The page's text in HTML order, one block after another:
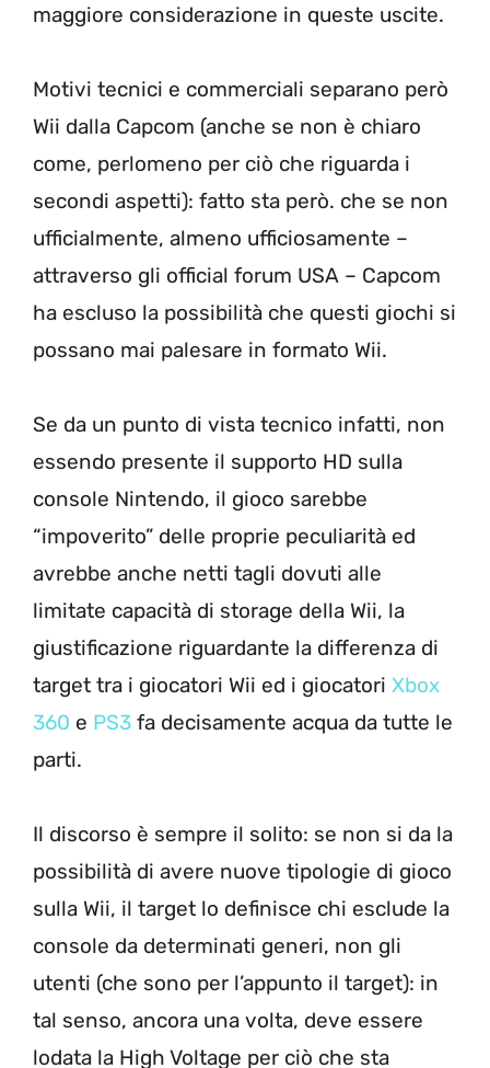
maggiore considerazione in queste uscite.
Motivi tecnici e commerciali separano però
Wii dalla Capcom (anche se non è chiaro
come, perlomeno per ciò che riguarda i
secondi aspetti): fatto sta però. che se non
ufficialmente, almeno ufficiosamente –
attraverso gli official forum USA – Capcom
ha escluso la possibilità che questi giochi si
possano mai palesare in formato Wii.
Se da un punto di vista tecnico infatti, non
essendo presente il supporto HD sulla
console Nintendo, il gioco sarebbe
“impoverito” delle proprie peculiarità ed
avrebbe anche netti tagli dovuti alle
limitate capacità di storage della Wii, la
giustificazione riguardante la differenza di
target tra i giocatori Wii ed i giocatori Xbox
360 e PS3 fa decisamente acqua da tutte le
parti.
Il discorso è sempre il solito: se non si da la
possibilità di avere nuove tipologie di gioco
sulla Wii, il target lo definisce chi esclude la
console da determinati generi, non gli
utenti (che sono per l’appunto il target): in
tal senso, ancora una volta, deve essere
lodata la High Voltage per ciò che sta